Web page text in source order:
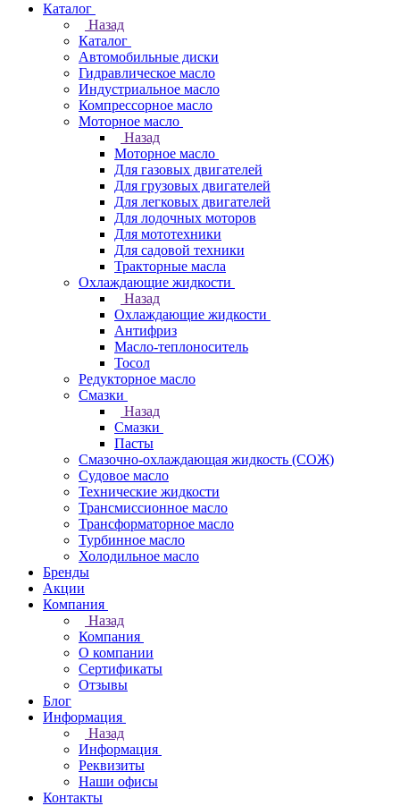
Каталог
Назад
Каталог
Автомобильные диски
Гидравлическое масло
Индустриальное масло
Компрессорное масло
Моторное масло
Назад
Моторное масло
Для газовых двигателей
Для грузовых двигателей
Для легковых двигателей
Для лодочных моторов
Для мототехники
Для садовой техники
Тракторные масла
Охлаждающие жидкости
Назад
Охлаждающие жидкости
Антифриз
Масло-теплоноситель
Тосол
Редукторное масло
Смазки
Назад
Смазки
Пасты
Смазочно-охлаждающая жидкость (СОЖ)
Судовое масло
Технические жидкости
Трансмиссионное масло
Трансформаторное масло
Турбинное масло
Холодильное масло
Бренды
Акции
Компания
Назад
Компания
О компании
Сертификаты
Отзывы
Блог
Информация
Назад
Информация
Реквизиты
Наши офисы
Контакты